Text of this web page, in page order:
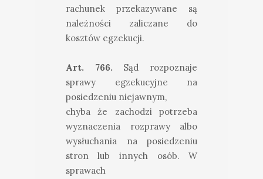
rachunek przekazywane są
należności zaliczane do
kosztów egzekucji.
Art. 766. Sąd rozpoznaje
sprawy egzekucyjne na
posiedzeniu niejawnym,
chyba że zachodzi potrzeba
wyznaczenia rozprawy albo
wysłuchania na posiedzeniu
stron lub innych osób. W
sprawach